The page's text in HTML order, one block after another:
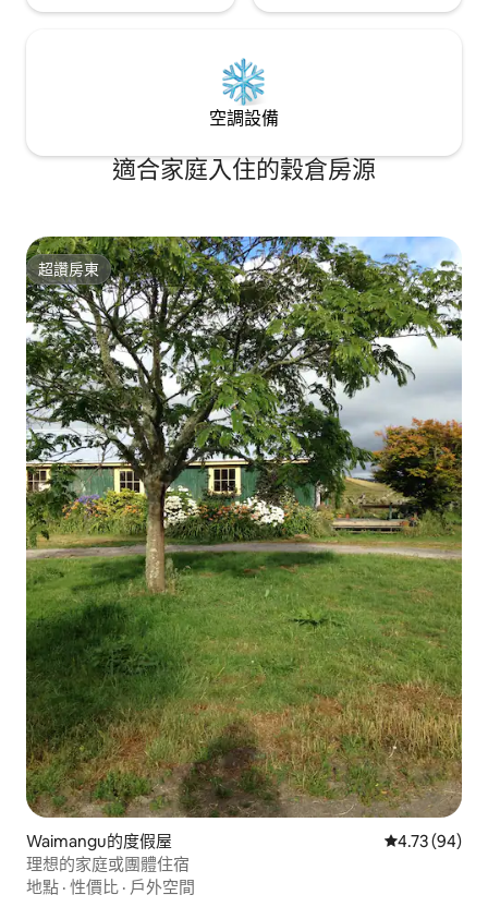
空調設備
適合家庭入住的穀倉房源
超讚房東
超讚房東
Waimangu的度假屋 從 94 則評價
4.73 (94)
理想的家庭或團體住宿
地點 · 性價比 · 戶外空間